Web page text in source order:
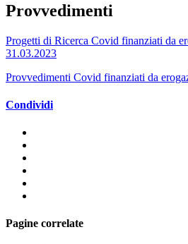
Provvedimenti
Progetti di Ricerca Covid finanziati da
31.03.2023
Provvedimenti Covid finanziati da
Condividi
Pagine correlate